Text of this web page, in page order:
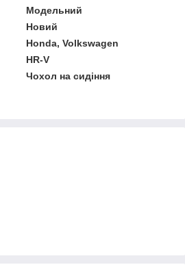
Модельний
Новий
Honda, Volkswagen
HR-V
Чохол на сидіння